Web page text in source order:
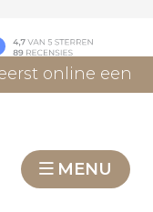
online een
MENU